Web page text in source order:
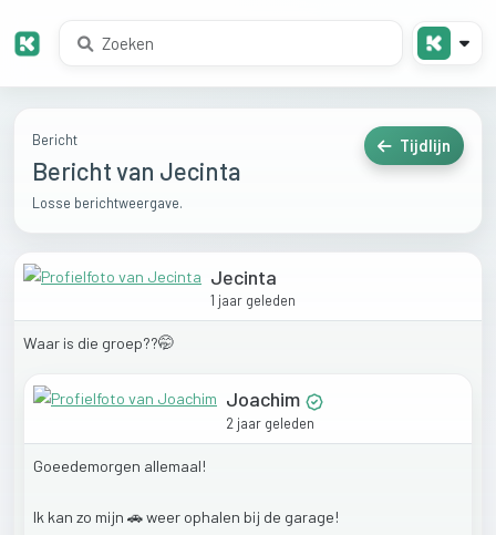
Bericht
Bericht van Jecinta
Losse berichtweergave.
Tijdlijn
Jecinta
1 jaar geleden
Waar is die groep??🤭
Joachim
2 jaar geleden
Goeedemorgen allemaal!
Ik kan zo mijn 🚗weer ophalen bij de garage!